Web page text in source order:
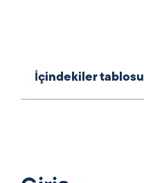
İçindekiler tablosu